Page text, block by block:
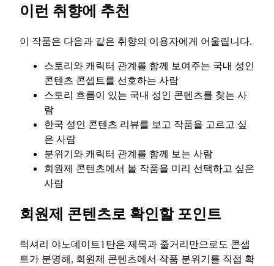
이런 취향에 추천
이 작품은 다음과 같은 취향의 이용자에게 어울립니다.
스토리와 캐릭터 관계를 함께 보여주는 국내 성인
콘텐츠 콘셉트를 선호하는 사람
스토리 흐름이 있는 국내 성인 콘텐츠를 찾는 사
람
한국 성인 콘텐츠 리뷰를 보고 작품을 고르고 싶
은 사람
분위기와 캐릭터 관계를 함께 보는 사람
회원제 콘텐츠에서 볼 작품을 미리 선택하고 싶은
사람
회원제 콘텐츠로 확인할 포인트
럭셔리 야노데이트1탄은 제목과 줄거리만으로도 콘셉
트가 분명해, 회원제 콘텐츠에서 작품 분위기를 직접 확